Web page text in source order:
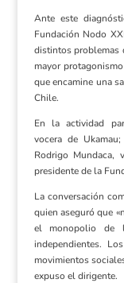
Ante este
Fundación Nodo
distintos problemas
mayor
que encamine una
Chile.
En la actividad
vocera de
Rodrigo Mundaca,
presidente de la
La conversación
quien aseguró que
el monopolio de
independientes.
movimientos
expuso el dirigente.